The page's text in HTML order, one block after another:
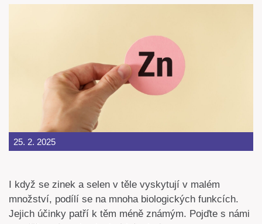
25. 2. 2025
I když se zinek a selen v těle vyskytují v malém
množství, podílí se na mnoha biologických funkcích.
Jejich účinky patří k těm méně známým. Pojďte s námi